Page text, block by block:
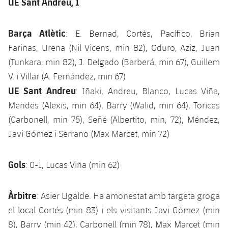
Barça Atlètic: E. Bernad, Cortés, Pacífico, Brian
Fariñas, Ureña (Nil Vicens, min 82), Oduro, Aziz, Juan
(Tunkara, min 82), J. Delgado (Barberá, min 67), Guillem
V. i Villar (A. Fernández, min 67)
UE Sant Andreu: Iñaki, Andreu, Blanco, Lucas Viña,
Mendes (Alexis, min 64), Barry (Walid, min 64), Torices
(Carbonell, min 75), Señé (Albertito, min, 72), Méndez,
Javi Gómez i Serrano (Max Marcet, min 72)
Gols: 0-1, Lucas Viña (min 62)
Àrbitre: Asier Ugalde. Ha amonestat amb targeta groga
el local Cortés (min 83) i els visitants Javi Gómez (min
8), Barry (min 42), Carbonell (min 78), Max Marcet (min